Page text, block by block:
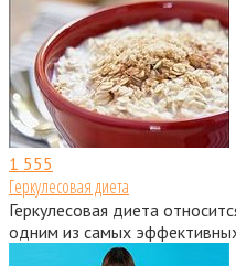
1 555
Геркулесовая диета
Геркулесовая диета
одним из самых